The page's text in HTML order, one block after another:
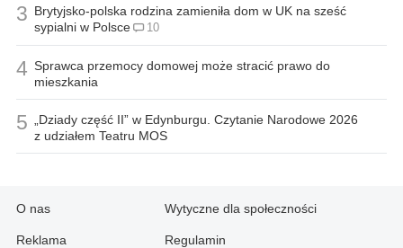
3 Brytyjsko-polska rodzina zamieniła dom w UK na sześć
sypialni w Polsce
10
4 Sprawca przemocy domowej może stracić prawo do
mieszkania
5
„Dziady część II” w Edynburgu. Czytanie Narodowe 2026
z udziałem Teatru MOS
O nas
Reklama
Wytyczne dla społeczności
Regulamin